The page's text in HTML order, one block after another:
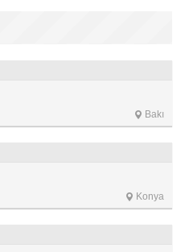
Bakı
Konya